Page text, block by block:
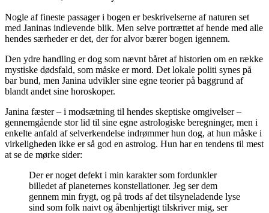
Nogle af fineste passager i bogen er beskrivelserne af naturen set
med Janinas indlevende blik. Men selve portrættet af hende med alle
hendes særheder er det, der for alvor bærer bogen igennem.
Den ydre handling er dog som nævnt båret af historien om en række
mystiske dødsfald, som måske er mord. Det lokale politi synes på
bar bund, men Janina udvikler sine egne teorier på baggrund af
blandt andet sine horoskoper.
Janina fæster – i modsætning til hendes skeptiske omgivelser –
gennemgående stor lid til sine egne astrologiske beregninger, men i
enkelte anfald af selverkendelse indrømmer hun dog, at hun måske i
virkeligheden ikke er så god en astrolog. Hun har en tendens til mest
at se de mørke sider:
Der er noget defekt i min karakter som fordunkler
billedet af planeternes konstellationer. Jeg ser dem
gennem min frygt, og på trods af det tilsyneladende lyse
sind som folk naivt og åbenhjertigt tilskriver mig, ser